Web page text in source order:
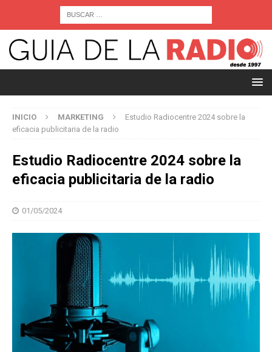
INICIO MARKETING
Estudio Radiocentre 2024 sobre la
eficacia publicitaria de la radio
Estudio Radiocentre 2024 sobre la
eficacia publicitaria de la radio
01/05/2024